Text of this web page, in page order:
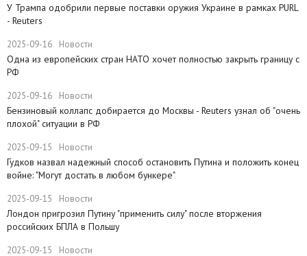
У Трампа одобрили первые поставки оружия Украине в рамках PURL
- Reuters
2025-09-16 Новости
Одна из европейских стран НАТО хочет полностью закрыть границу с
РФ
2025-09-16 Новости
​Бензиновый коллапс добирается до Москвы - Reuters узнал об "очень
плохой" ситуации в РФ
2025-09-15 Новости
Гудков назвал надежный способ остановить Путина и положить конец
войне: "Могут достать в любом бункере"
2025-09-15 Новости
Лондон пригрозил Путину "применить силу" после вторжения
российских БПЛА в Польшу
2025-09-15 Новости